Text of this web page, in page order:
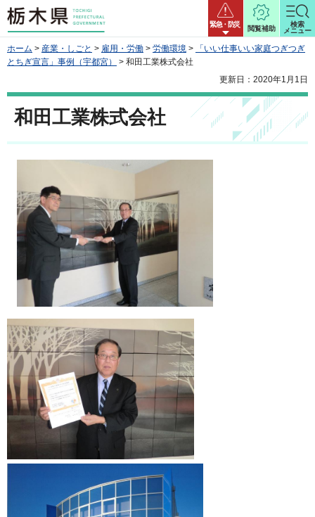
栃木県 緊急・防災
閲覧補助
検索
メニュー
ホーム > 産業・しごと > 雇用・労働 > 労働環境 >
「いい仕事いい家庭つぎつぎ
とちぎ宣言」事例（宇都宮）
> 和田工業株式会社
更新日：2020年1月1日
和田工業株式会社